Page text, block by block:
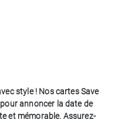
style ! Nos cartes Save
annoncer la date de
et mémorable. Assurez-